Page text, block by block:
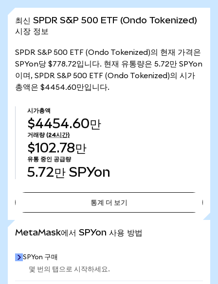
최신 SPDR S&P 500 ETF (Ondo Tokenized)
시장 정보
SPDR S&P 500 ETF (Ondo Tokenized)의 현재 가격은
SPYon당 $778.72입니다. 현재 유통량은 5.72만 SPYon
이며, SPDR S&P 500 ETF (Ondo Tokenized)의 시가
총액은 $4454.60만입니다.
시가총액
$4454.60만
거래량 (24시간)
$102.78만
유통 중인 공급량
5.72만 SPYon
통계 더 보기
MetaMask에서 SPYon 사용 방법
SPYon 구매
몇 번의 탭으로 시작하세요.